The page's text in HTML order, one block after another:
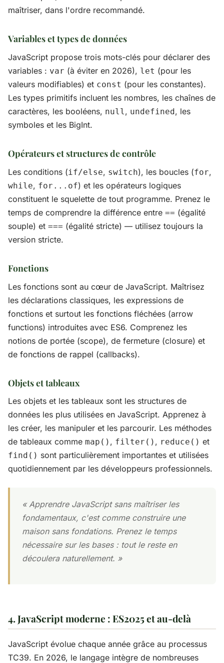
maîtriser, dans l'ordre recommandé.
Variables et types de données
JavaScript propose trois mots-clés pour déclarer des
variables : var (à éviter en 2026), let (pour les
valeurs modifiables) et const (pour les constantes).
Les types primitifs incluent les nombres, les chaînes de
caractères, les booléens, null, undefined, les
symboles et les BigInt.
Opérateurs et structures de contrôle
Les conditions (if/else, switch), les boucles (for,
while, for...of) et les opérateurs logiques
constituent le squelette de tout programme. Prenez le
temps de comprendre la différence entre == (égalité
souple) et === (égalité stricte) — utilisez toujours la
version stricte.
Fonctions
Les fonctions sont au cœur de JavaScript. Maîtrisez
les déclarations classiques, les expressions de
fonctions et surtout les fonctions fléchées (arrow
functions) introduites avec ES6. Comprenez les
notions de portée (scope), de fermeture (closure) et
de fonctions de rappel (callbacks).
Objets et tableaux
Les objets et les tableaux sont les structures de
données les plus utilisées en JavaScript. Apprenez à
les créer, les manipuler et les parcourir. Les méthodes
de tableaux comme map() , filter() , reduce() et
find() sont particulièrement importantes et utilisées
quotidiennement par les développeurs professionnels.
« Apprendre JavaScript sans maîtriser les
fondamentaux, c'est comme construire une
maison sans fondations. Prenez le temps
nécessaire sur les bases : tout le reste en
découlera naturellement. »
4. JavaScript moderne : ES2025 et au-delà
JavaScript évolue chaque année grâce au processus
TC39. En 2026, le langage intègre de nombreuses